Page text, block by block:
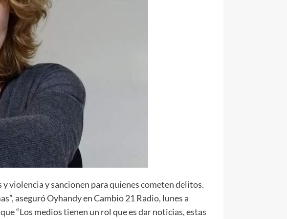
violencia y sancionen para quienes cometen delitos.
aseguró Oyhandy en Cambio 21 Radio, lunes a
“Los medios tienen un rol que es dar noticias, estas